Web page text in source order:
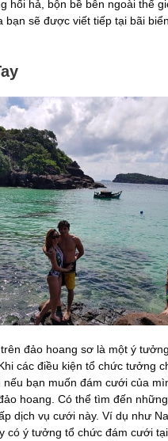
hối hả, bộn bề bên ngoài thế
bạn sẽ được viết tiếp tại bãi
đảo hoang sơ là một ý
các điều kiện tổ chức tưởng
bạn muốn đám cưới của
hoang. Có thể tìm đến những
dịch vụ cưới này. Ví dụ như
có ý tưởng tổ chức đám cưới